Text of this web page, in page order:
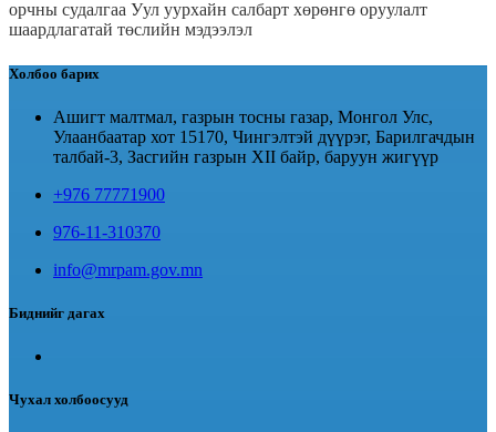
орчны судалгаа Уул уурхайн салбарт хөрөнгө оруулалт
шаардлагатай төслийн мэдээлэл
Холбоо барих
Ашигт малтмал, газрын тосны газар, Монгол Улс,
Улаанбаатар хот 15170, Чингэлтэй дүүрэг, Барилгачдын
талбай-3, Засгийн газрын XII байр, баруун жигүүр
+976 77771900
976-11-310370
info@mrpam.gov.mn
Биднийг дагах
Чухал холбоосууд